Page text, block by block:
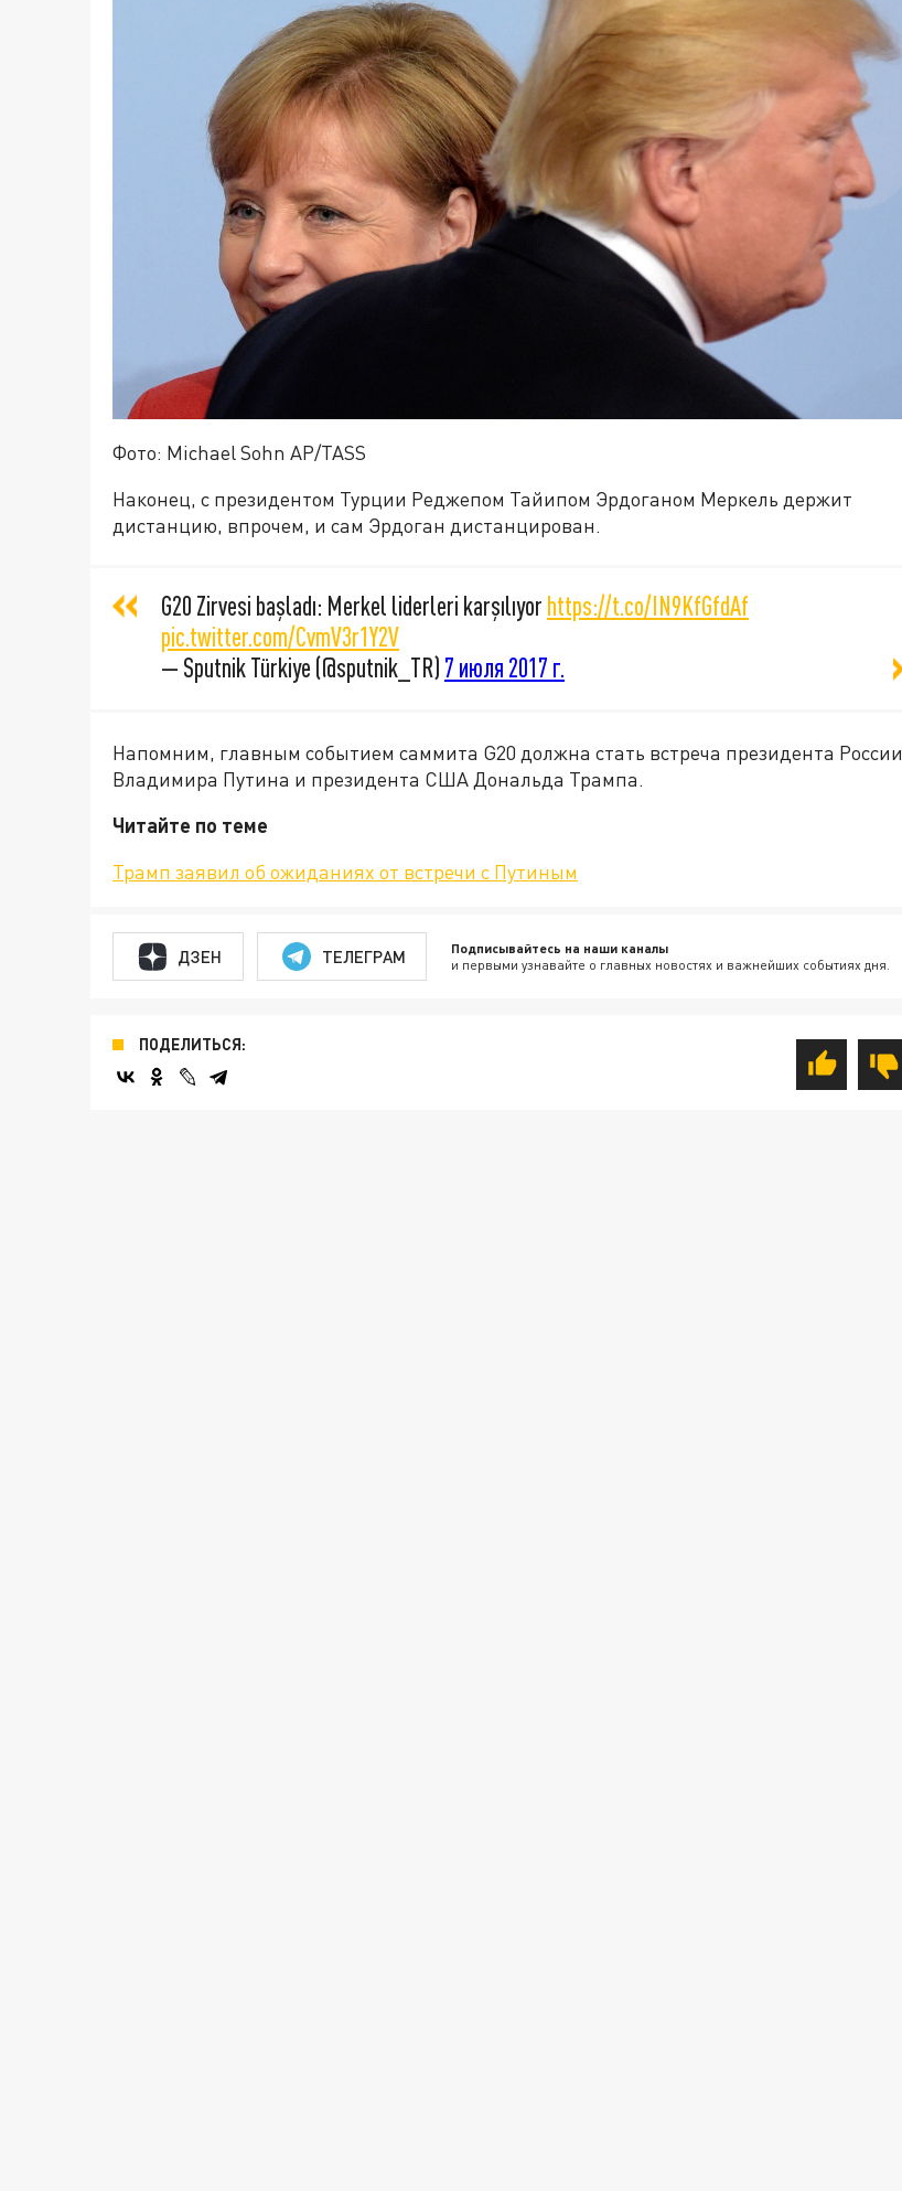
Фото: Michael Sohn AP/TASS
Наконец, с президентом Турции Реджепом Тайипом Эрдоганом Меркель держит
дистанцию, впрочем, и сам Эрдоган дистанцирован.
G20 Zirvesi başladı: Merkel liderleri karşılıyor https://t.co/IN9KfGfdAf
pic.twitter.com/CvmV3r1Y2V
— Sputnik Türkiye (@sputnik_TR) 7 июля 2017 г.
Напомним, главным событием саммита G20 должна стать встреча президента России
Владимира Путина и президента США Дональда Трампа.
Читайте по теме
Трамп заявил об ожиданиях от встречи с Путиным
ДЗЕН ТЕЛЕГРАМ Подписывайтесь на наши каналы
и первыми узнавайте о главных новостях и важнейших событиях дня.
ПОДЕЛИТЬСЯ: